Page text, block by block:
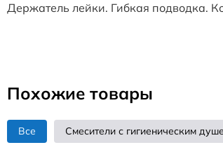
Держатель лейки. Гибкая подводка.
Похожие товары
Все Смесители с гигиеническим